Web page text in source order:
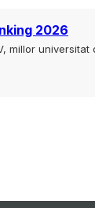
2026
millor